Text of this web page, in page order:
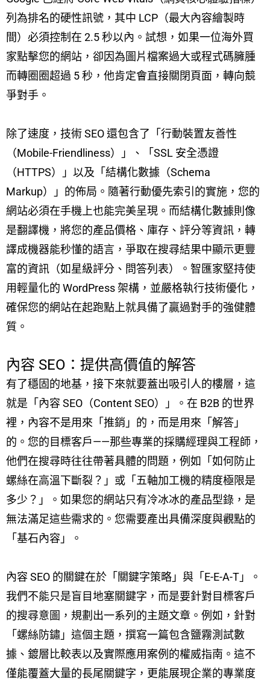
列為排名的硬性訊號，其中 LCP（最大內容繪製時
間）必須控制在 2.5 秒以內。試想，如果一位海外買
家點擊您的網站，卻因為圖片檔案過大或程式碼臃腫
而轉圈圈超過 5 秒，他肯定會直接關閉頁面，轉向競
爭對手。
除了速度，技術 SEO 還包含了「行動裝置友善性
（Mobile-Friendliness）」、「SSL 安全憑證
（HTTPS）」以及「結構化數據（Schema
Markup）」的佈局。隨著行動優先索引的實施，您的
網站必須在手機上也能完美呈現。而結構化數據則像
是翻譯機，將您的產品價格、庫存、評分等資訊，轉
譯成機器能秒懂的語言，爭取在搜尋結果中顯示更豐
富的資訊（如星級評分、問答列表）。智匯家堅持使
用輕量化的 WordPress 架構，並嚴格執行技術優化，
確保您的網站在起跑點上就具備了贏過對手的強健體
質。
內容 SEO：提供高價值的解答
有了穩固的地基，接下來就要蓋出吸引人的樓層，這
就是「內容 SEO（Content SEO）」。在 B2B 的世界
裡，內容不是用來「推銷」的，而是用來「解答」
的。您的目標客戶——那些專業的採購經理與工程師，
他們在搜尋時往往帶著具體的問題，例如「如何防止
螺絲在高溫下斷裂？」或「五軸加工機的精度極限是
多少？」。如果您的網站只有冷冰冰的產品型錄，是
無法滿足這些需求的。您需要產出具備深度與觀點的
「基石內容」。
內容 SEO 的關鍵在於「關鍵字策略」與「E-E-A-T」。
我們不能只是盲目地塞關鍵字，而是要針對目標客戶
的搜尋意圖，規劃出一系列的主題文章。例如，針對
「螺絲防鏽」這個主題，撰寫一篇包含鹽霧測試數
據、鍍層比較表以及實際應用案例的權威指南。這不
僅能覆蓋大量的長尾關鍵字，更能展現企業的專業度